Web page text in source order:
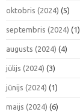
oktobris (2024) (5)
septembris (2024) (1)
augusts (2024) (4)
jūlijs (2024) (3)
jūnijs (2024) (1)
maijs (2024) (6)